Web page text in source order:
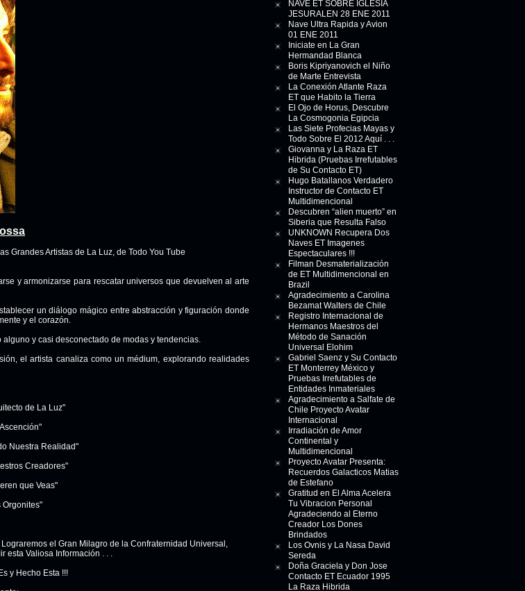
Grandes Artistas de La Luz, de Todo You Tube
y armonizarse para rescatar universos que devuelven al arte
un diálogo mágico entre abstracción y figuración donde
y el corazón.
y casi desconectado de modas y tendencias.
el artista canaliza como un médium, explorando realidades
de La Luz"
Nuestra Realidad"
Creadores"
que Veas"
Orgonites"
el Gran Milagro de la Confraternidad Universal,
esta Valiosa Información . . .
y Hecho Esta !!!
NAVE ET SOBRE IGLESIA
JESURALEN 28 ENE 2011
Nave Ultra Rapida y Avion
01 ENE 2011
Iniciate en La Gran
Hermandad Blanca
Boris Kipriyanovich el Niño
de Marte Entrevista
La Conexión Atlante Raza
ET que Habito la Tierra
El Ojo de Horus, Descubre
La Cosmogonia Egipcia
Las Siete Profecias Mayas y
Todo Sobre El 2012 Aquí . . .
Giovanna y La Raza ET
Hibrida (Pruebas Irrefutables
de Su Contacto ET)
Hugo Batallanos Verdadero
Instructor de Contacto ET
Multidimencional
Descubren “alien muerto” en
Siberia que Resulta Falso
UNKNOWN Recupera Dos
Naves ET Imagenes
Espectaculares !!!
Filman Desmaterialización
de ET Multidimencional en
Brazil
Agradecimiento a Carolina
Bezamat Walters de Chile
Registro Internacional de
Hermanos Maestros del
Método de Sanación
Universal Elohim
Gabriel Saenz y Su Contacto
ET Monterrey México y
Pruebas Irrefutables de
Entidades Inmateriales
Agradecimiento a Salfate de
Chile Proyecto Avatar
Internacional
Irradiación de Amor
Continental y
Multidimencional
Proyecto Avatar Presenta:
Recuerdos Galacticos Matias
de Estefano
Gratitud en El Alma Acelera
Tu Vibracion Personal
Agradeciendo al Eterno
Creador Los Dones
Brindados
Los Ovnis y La Nasa David
Sereda
Doña Graciela y Don Jose
Contacto ET Ecuador 1995
La Raza Hibrida